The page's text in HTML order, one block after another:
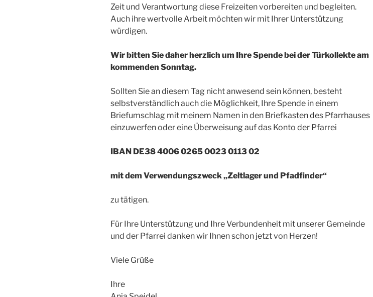
Zeit und Verantwortung diese Freizeiten vorbereiten und begleiten.
Auch ihre wertvolle Arbeit möchten wir mit Ihrer Unterstützung
würdigen.
Wir bitten Sie daher herzlich um Ihre Spende bei der Türkollekte am
kommenden Sonntag.
Sollten Sie an diesem Tag nicht anwesend sein können, besteht
selbstverständlich auch die Möglichkeit, Ihre Spende in einem
Briefumschlag mit meinem Namen in den Briefkasten des Pfarrhauses
einzuwerfen oder eine Überweisung auf das Konto der Pfarrei
IBAN DE38 4006 0265 0023 0113 02
mit dem Verwendungszweck „Zeltlager und Pfadfinder“
zu tätigen.
Für Ihre Unterstützung und Ihre Verbundenheit mit unserer Gemeinde
und der Pfarrei danken wir Ihnen schon jetzt von Herzen!
Viele Grüße
Ihre